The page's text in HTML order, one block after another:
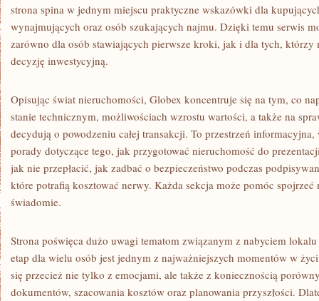
strona spina w jednym miejscu praktyczne wskazówki dla
wynajmujących oraz osób szukających najmu. Dzięki temu serwis
zarówno dla osób stawiających pierwsze kroki, jak i dla tych, którzy
decyzję inwestycyjną.
Opisując świat nieruchomości, Globex koncentruje się na tym, co
stanie technicznym, możliwościach wzrostu wartości, a także na
decydują o powodzeniu całej transakcji. To przestrzeń
porady dotyczące tego, jak przygotować nieruchomość do
jak nie przepłacić, jak zadbać o bezpieczeństwo podczas
które potrafią kosztować nerwy. Każda sekcja może pomóc
świadomie.
Strona poświęca dużo uwagi tematom związanym z nabyciem
etap dla wielu osób jest jednym z najważniejszych momentów w
się przecież nie tylko z emocjami, ale także z koniecznością
dokumentów, szacowania kosztów oraz planowania przyszłości.